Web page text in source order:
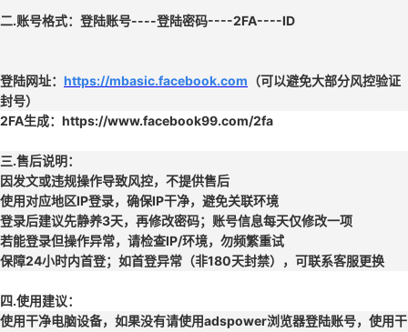
二.账号格式： 登陆账号----登陆密码----2FA----ID
登陆网址： https://mbasic.facebook.com （可以避免大部分风控验证
封号）
2FA生成：https://www.facebook99.com/2fa
三.售后说明：
因发文或违规操作导致风控，不提供售后
使用对应地区IP登录，确保IP干净，避免关联环境
登录后建议先静养3天，再修改密码；账号信息每天仅修改一项
若能登录但操作异常，请检查IP/环境，勿频繁重试
保障24小时内首登；如首登异常（非180天封禁），可联系客服更换
四.使用建议：
使用干净电脑设备，如果没有请使用adspower浏览器登陆账号，使用干